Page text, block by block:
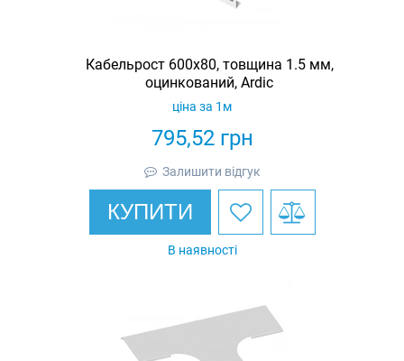
Кабельрост 600х80, товщина 1.5 мм,
оцинкований, Ardic
795,52грн
ціна за 1м
Залишити відгук
КУПИТИ
В наявності